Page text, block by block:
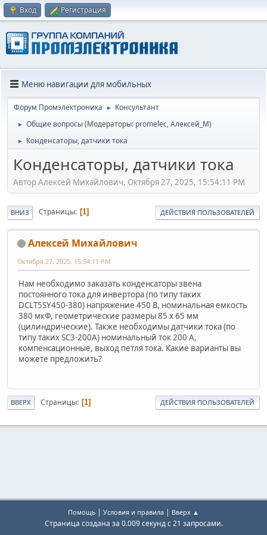
Вход Регистрация
Меню навигации для мобильных
Форум Промэлектроника ► Консультант
► Общие вопросы(Модераторы: promelec,Алексей_М)
► Конденсаторы, датчики тока
Конденсаторы, датчики тока
Автор Алексей Михайлович, Октября 27, 2025, 15:54:11 PM
ВНИЗ Страницы 1 ДЕЙСТВИЯ ПОЛЬЗОВАТЕЛЕЙ
Алексей Михайлович
Октября 27, 2025, 15:54:11 PM
Нам необходимо заказать конденсаторы звена
постоянного тока для инвертора (по типу таких
DCLT5SY450-380) напряжение 450 В, номинальная емкость
380 мкФ, геометрические размеры 85 х 65 мм
(цилиндрические). Также необходимы датчики тока (по
типу таких SC3-200A) номинальный ток 200 А,
компенсационные, выход петля тока. Какие варианты вы
можете предложить?
ВВЕРХ Страницы 1 ДЕЙСТВИЯ ПОЛЬЗОВАТЕЛЕЙ
Помощь | Условия и правила | Вверх ▲
Страница создана за 0.009 секунд с 21 запросами.